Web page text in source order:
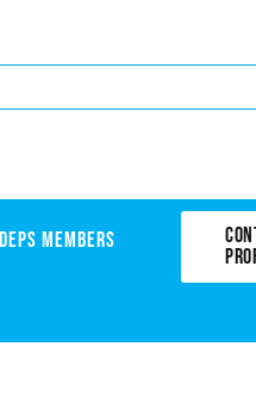
DEPS MEMBERS